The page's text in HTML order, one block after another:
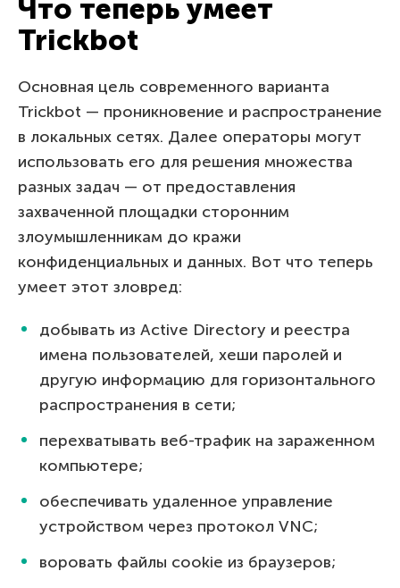
Что теперь умеет
Trickbot
Основная цель современного варианта
Trickbot — проникновение и распространение
в локальных сетях. Далее операторы могут
использовать его для решения множества
разных задач — от предоставления
захваченной площадки сторонним
злоумышленникам до кражи
конфиденциальных и данных. Вот что теперь
умеет этот зловред:
добывать из Active Directory и реестра
имена пользователей, хеши паролей и
другую информацию для горизонтального
распространения в сети;
перехватывать веб-трафик на зараженном
компьютере;
обеспечивать удаленное управление
устройством через протокол VNC;
воровать файлы cookie из браузеров;